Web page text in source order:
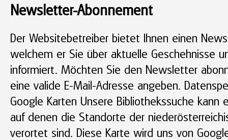
Newsletter-Abonnement
Der Websitebetreiber bietet Ihnen einen
welchem er Sie über aktuelle Geschehnisse
informiert. Möchten Sie den Newsletter
eine valide E-Mail-Adresse angeben.
Google Karten Unsere Bibliothekssuche kann
auf denen die Standorte der
verortet sind. Diese Karte wird uns von